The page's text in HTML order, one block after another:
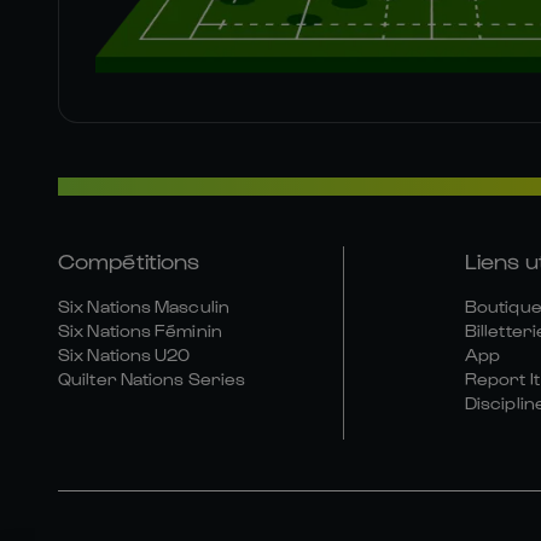
Compétitions
Six Nations Masculin
Six Nations Féminin
Six Nations U20
Quilter Nations Series
Liens
App
Report It